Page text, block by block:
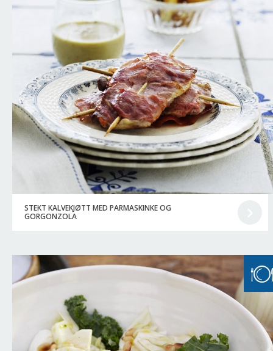
STEKT KALVEKJØTT MED PARMASKINKE OG
GORGONZOLA